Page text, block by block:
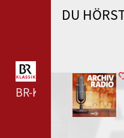
WDR 4 --- WDR 4 ---
BR-KLASSIK --- BR-
DU